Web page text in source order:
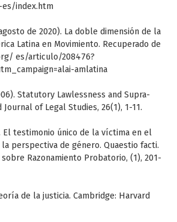
es/index.htm
de 2020). La doble dimensión de la
Latina en Movimiento. Recuperado de
es/articulo/208476?
amlatina
Statutory Lawlessness and Supra-
of Legal Studies, 26(1), 1-11.
El testimonio único de la víctima en el
perspectiva de género. Quaestio facti.
Razonamiento Probatorio, (1), 201-
de la justicia. Cambridge: Harvard